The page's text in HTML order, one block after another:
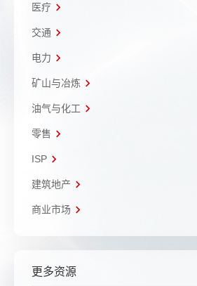
医疗
交通
电力
矿山与冶炼
油气与化工
零售
ISP
建筑地产
商业市场
更多资源